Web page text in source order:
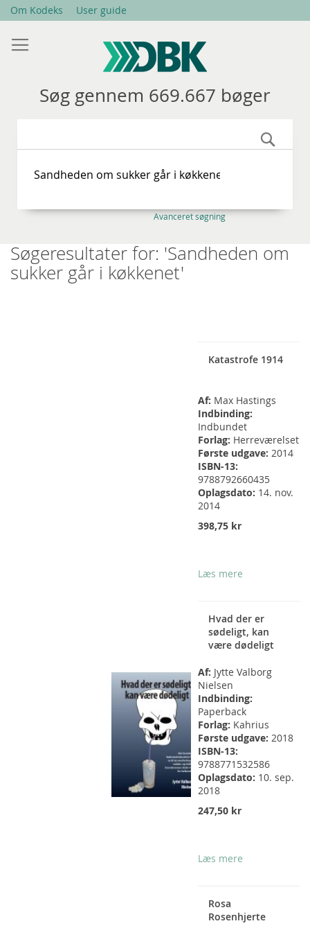
Skip
Content
Om Kodeks User guide
Søg gennem 669.667 bøger
Avanceret søgning
Søgeresultater for: 'Sandheden om
sukker går i køkkenet'
Katastrofe 1914
Af: Max Hastings
Indbinding:
Indbundet
Forlag: Herreværelset
Første udgave: 2014
ISBN-13:
9788792660435
Oplagsdato: 14. nov.
2014
398,75 kr
Læs mere
Hvad der er
sødeligt, kan
være dødeligt
Af: Jytte Valborg
Nielsen
Indbinding:
Paperback
Forlag: Kahrius
Første udgave: 2018
ISBN-13:
9788771532586
Oplagsdato: 10. sep.
2018
247,50 kr
Læs mere
Rosa
Rosenhjerte